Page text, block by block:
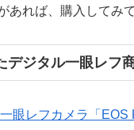
あれば、購入してみて
デジタル一眼レフ
眼レフカメラ「EOS